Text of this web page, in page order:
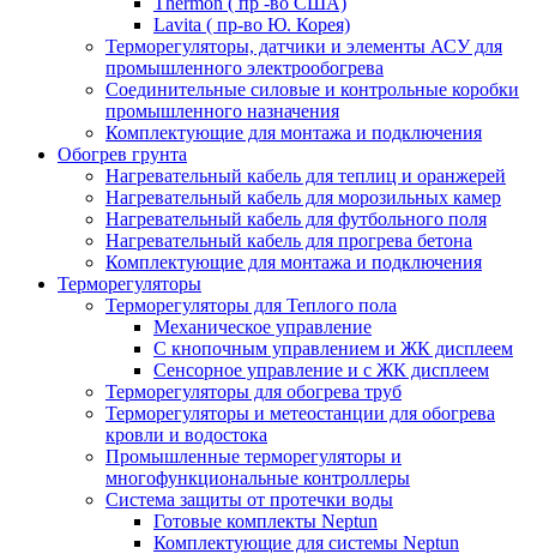
Lavita ( пр-во Ю. Корея)
Терморегуляторы, датчики и элементы АСУ для
промышленного электрообогрева
Соединительные силовые и контрольные коробки
промышленного назначения
Комплектующие для монтажа и подключения
Обогрев грунта
Нагревательный кабель для теплиц и оранжерей
Нагревательный кабель для морозильных камер
Нагревательный кабель для футбольного поля
Нагревательный кабель для прогрева бетона
Комплектующие для монтажа и подключения
Терморегуляторы
Терморегуляторы для Теплого пола
Механическое управление
С кнопочным управлением и ЖК дисплеем
Сенсорное управление и с ЖК дисплеем
Терморегуляторы для обогрева труб
Терморегуляторы и метеостанции для обогрева
кровли и водостока
Промышленные терморегуляторы и
многофункциональные контроллеры
Система защиты от протечки воды
Готовые комплекты Neptun
Комплектующие для системы Neptun